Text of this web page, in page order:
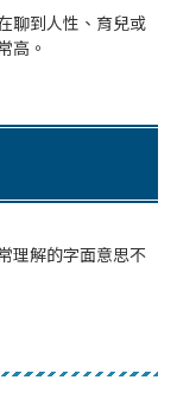
聊到人性、育兒或
高。
理解的字面意思不